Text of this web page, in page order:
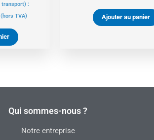
transport) :
(hors TVA) Ajouter au panier
Qui sommes-nous ?
Notre entreprise